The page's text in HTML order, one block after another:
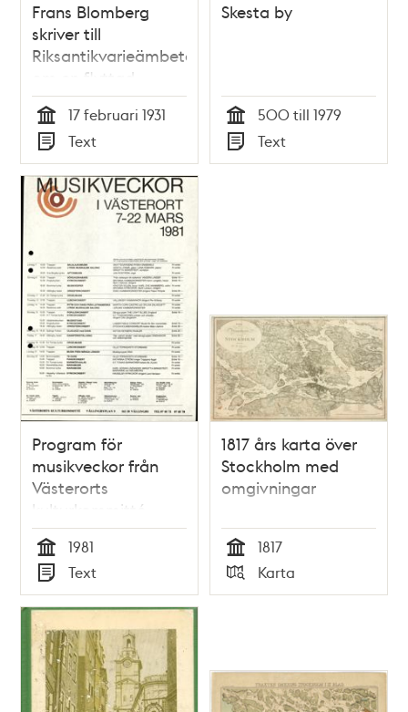
Frans Blomberg
skriver till
Riksantikvarieämbetet
om en flyttad
runsten
Tid
17 februari 1931
Typ
Text
Skesta by
Tid
500 till 1979
Typ
Text
Program för
musikveckor från
Västerorts
kulturkommitté
Tid
1981
Typ
Text
1817 års karta över
Stockholm med
omgivningar
Tid
1817
Typ
Karta